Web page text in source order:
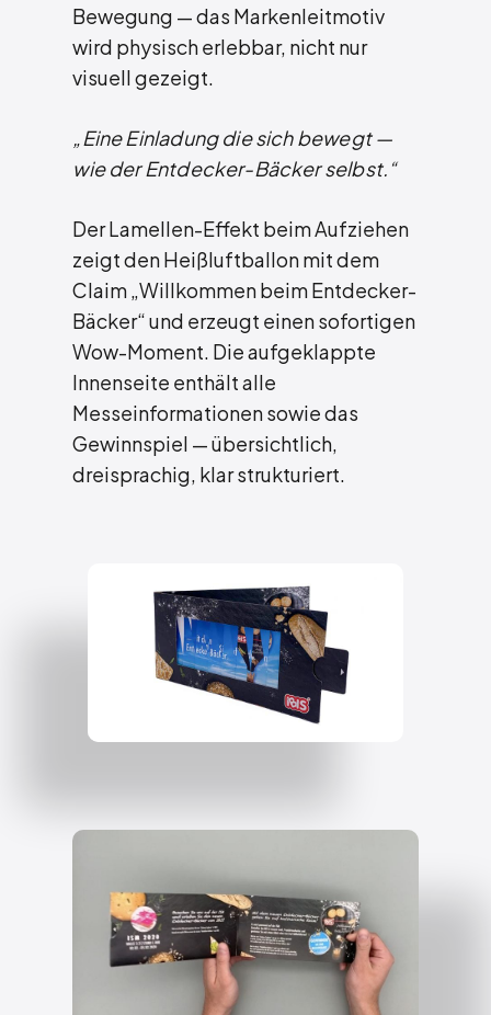
Bewegung — das Markenleitmotiv
wird physisch erlebbar, nicht nur
visuell gezeigt.
„Eine Einladung die sich bewegt —
wie der Entdecker-Bäcker selbst.“
Der Lamellen-Effekt beim Aufziehen
zeigt den Heißluftballon mit dem
Claim „Willkommen beim Entdecker-
Bäcker“ und erzeugt einen sofortigen
Wow-Moment. Die aufgeklappte
Innenseite enthält alle
Messeinformationen sowie das
Gewinnspiel — übersichtlich,
dreisprachig, klar strukturiert.